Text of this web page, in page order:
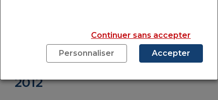
LES OBJECTIFS DE LA RT
2012
Continuer sans accepter
Personnaliser
Accepter